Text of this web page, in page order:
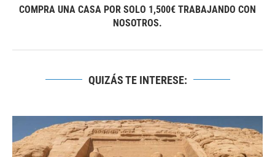
COMPRA UNA CASA POR SOLO 1,500€ TRABAJANDO CON
NOSOTROS.
QUIZÁS TE INTERESE: